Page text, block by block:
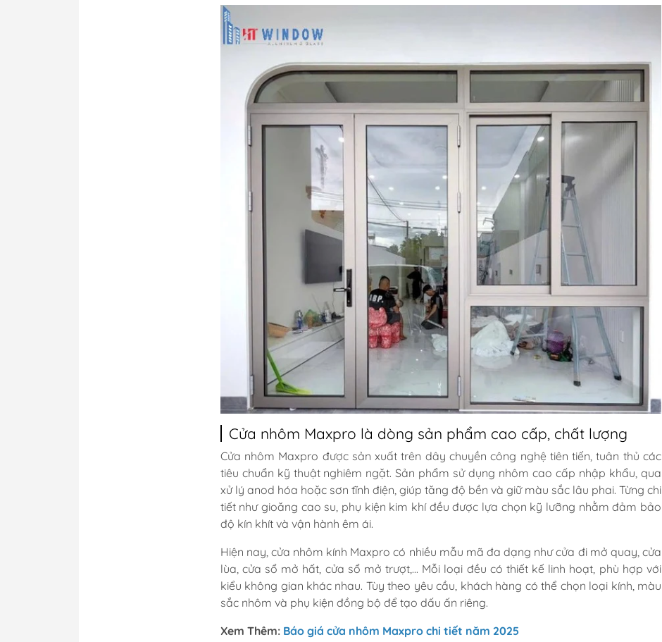
Cửa nhôm Maxpro là dòng sản phẩm cao cấp, chất lượng
Cửa nhôm Maxpro được sản xuất trên dây chuyền công nghệ tiên tiến, tuân thủ các
tiêu chuẩn kỹ thuật nghiêm ngặt. Sản phẩm sử dụng nhôm cao cấp nhập khẩu, qua
xử lý anod hóa hoặc sơn tĩnh điện, giúp tăng độ bền và giữ màu sắc lâu phai. Từng chi
tiết như gioăng cao su, phụ kiện kim khí đều được lựa chọn kỹ lưỡng nhằm đảm bảo
độ kín khít và vận hành êm ái.
Hiện nay, cửa nhôm kính Maxpro có nhiều mẫu mã đa dạng như cửa đi mở quay, cửa
lùa, cửa sổ mở hất, cửa sổ mở trượt,... Mỗi loại đều có thiết kế linh hoạt, phù hợp với
kiểu không gian khác nhau. Tùy theo yêu cầu, khách hàng có thể chọn loại kính, màu
sắc nhôm và phụ kiện đồng bộ để tạo dấu ấn riêng.
Xem Thêm: Báo giá cửa nhôm Maxpro chi tiết năm 2025